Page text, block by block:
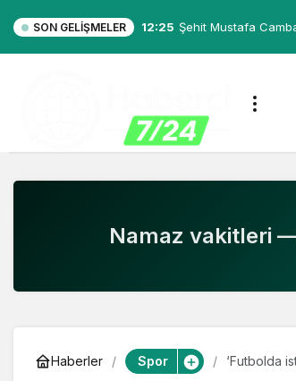
SON GELIŞMELER 12:25 Şehit Mustafa
Namaz vakitleri
Haberler Spor ‘Futbolda